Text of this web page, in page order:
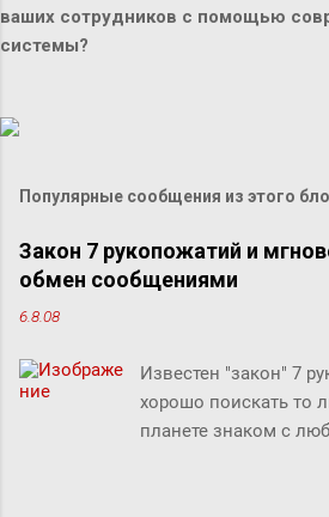
ваших сотрудников с помощью
системы?
Популярные сообщения из этого
Закон 7 рукопожатий и
обмен сообщениями
6.8.08
Известен "закон" 7
хорошо поискать то
планете знаком с
людьми. Этот как бы